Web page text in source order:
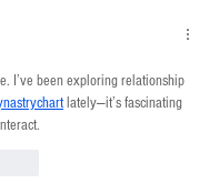
I’ve been exploring relationship
lately—it’s fascinating